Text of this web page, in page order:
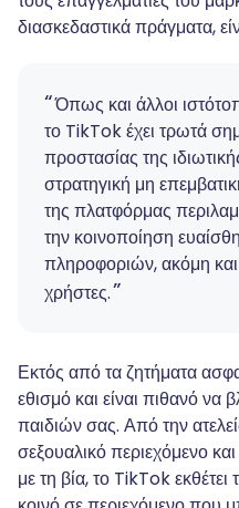
διασκεδαστικά πράγματα,
Όπως και άλλοι
το TikTok έχει τρωτά
προστασίας της
στρατηγική μη
της πλατφόρμας
την κοινοποίηση
πληροφοριών, ακόμη
χρήστες.
Εκτός από τα ζητήματα
εθισμό και είναι πιθανό να
παιδιών σας. Από την
σεξουαλικό περιεχόμενο
με τη βία, το TikTok εκθέτει